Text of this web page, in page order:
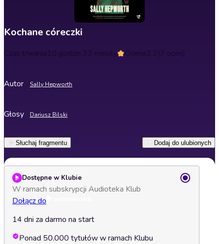
Kochane córeczki
Czas trwania10 godzin 33 minuty Ocena3.2(7 ocen)
Autor Sally Hepworth
Głosy Dariusz Bilski
Słuchaj fragmentu Dodaj do ulubionych
Dostępne w Klubie
W ramach subskrypcji Audioteka Klub
Dołącz do
14 dni za darmo na start
Ponad 50.000 tytułów w ramach Klubu